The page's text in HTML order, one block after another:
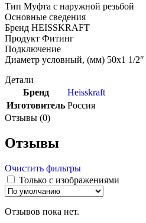
Тип Муфта с наружной резьбой
Основные сведения
Бренд HEISSKRAFT
Продукт Фитинг
Подключение
Диаметр условный, (мм) 50х1 1/2″
Детали
Бренд
Heisskraft
Изготовитель Россия
Отзывы (0)
Отзывы
Очистить фильтры
Только с изображениями
Отзывов пока нет.